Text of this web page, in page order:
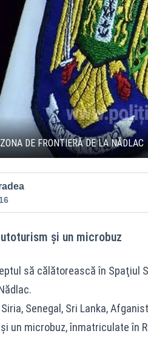
DE FRONTIERĂ DE LA NĂDLAC
și un microbuz
să călătorească în Spaţiul
Senegal, Sri Lanka,
un microbuz, înmatriculate în